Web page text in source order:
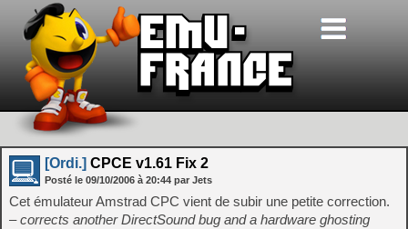
[Ordi.] CPCE v1.61 Fix 2
Posté le 09/10/2006 à 20:44 par Jets
Cet émulateur Amstrad CPC vient de subir une petite correction.
– corrects another DirectSound bug and a hardware ghosting